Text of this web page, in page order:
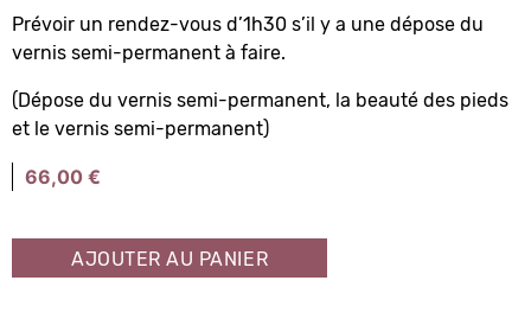
Prévoir un rendez-vous d’1h30 s’il y a une dépose du
vernis semi-permanent à faire.
(Dépose du vernis semi-permanent, la beauté des pieds
et le vernis semi-permanent)
66,00 €
AJOUTER AU PANIER